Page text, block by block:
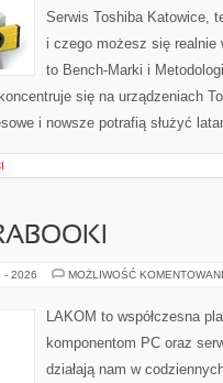
Serwis Toshiba Katowice,
i czego możesz się realnie
to Bench-Marki i
się na urządzeniach
i nowsze potrafią służyć
- 2026 MOŻLIWOŚĆ
LAKOM to współczesna
komponentom PC oraz
działają nam w